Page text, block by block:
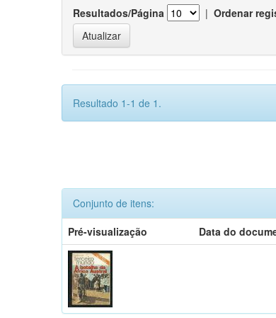
Resultados/Página | Ordenar
Resultado 1-1 de 1.
Conjunto de itens:
Pré-visualização
Data do